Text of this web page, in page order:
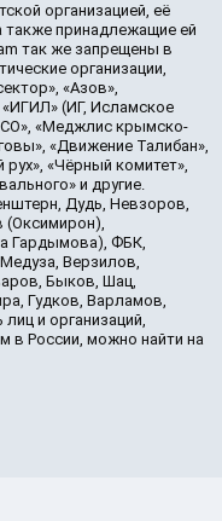
организацией, её
также принадлежащие ей
так же запрещены в
организации,
«Азов»,
«ИГИЛ» (ИГ, Исламское
«Меджлис крымско-
«Движение Талибан»,
«Чёрный комитет»,
и другие.
Дудь, Невзоров,
(Оксимирон),
Гардымова), ФБК,
Верзилов,
Быков, Шац,
Гудков, Варламов,
и организаций,
в России, можно найти на